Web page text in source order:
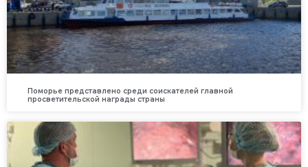
Поморье представлено среди соискателей главной
просветительской награды страны